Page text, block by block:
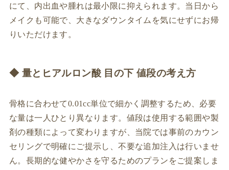
にて、内出血や腫れは最小限に抑えられます。当日から
メイクも可能で、大きなダウンタイムを気にせずにお帰
りいただけます。
◆ 量とヒアルロン酸 目の下 値段の考え方
骨格に合わせて0.01cc単位で細かく調整するため、必要
な量は一人ひとり異なります。値段は使用する範囲や製
剤の種類によって変わりますが、当院では事前のカウン
セリングで明確にご提示し、不要な追加注入は行いませ
ん。長期的な健やかさを守るためのプランをご提案しま